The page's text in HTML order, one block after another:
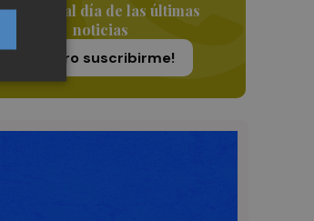
Siempre al día de las últimas
noticias
¡Quiero suscribirme!